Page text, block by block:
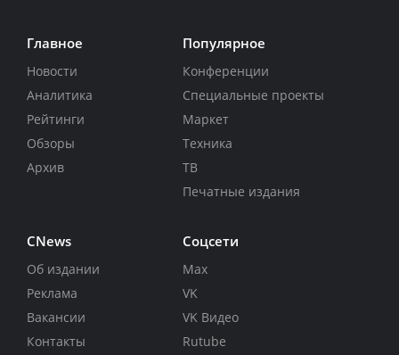
Главное
Новости
Аналитика
Рейтинги
Обзоры
Архив
Популярное
Конференции
Специальные проекты
Маркет
Техника
ТВ
Печатные издания
CNews
Об издании
Реклама
Вакансии
Контакты
Соцсети
Max
VK
VK Видео
Rutube